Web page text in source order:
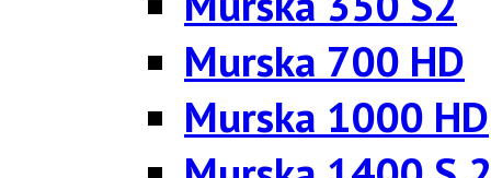
Murska 700 HD
Murska 1000 HD